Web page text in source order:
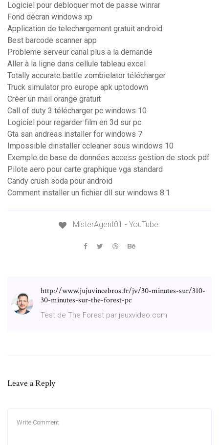
Logiciel pour debloquer mot de passe winrar
Fond décran windows xp
Application de telechargement gratuit android
Best barcode scanner app
Probleme serveur canal plus a la demande
Aller à la ligne dans cellule tableau excel
Totally accurate battle zombielator télécharger
Truck simulator pro europe apk uptodown
Créer un mail orange gratuit
Call of duty 3 télécharger pc windows 10
Logiciel pour regarder film en 3d sur pc
Gta san andreas installer for windows 7
Impossible dinstaller ccleaner sous windows 10
Exemple de base de données access gestion de stock pdf
Pilote aero pour carte graphique vga standard
Candy crush soda pour android
Comment installer un fichier dll sur windows 8.1
MisterAgent01 - YouTube
http://www.jujuvincebros.fr/jv/30-minutes-sur/310-
30-minutes-sur-the-forest-pc
Test de The Forest par jeuxvideo.com
Leave a Reply